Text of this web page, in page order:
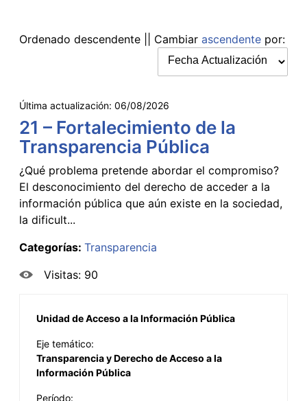
Ordenado descendente || Cambiar ascendente por:
Última actualización: 06/08/2026
21 – Fortalecimiento de la
Transparencia Pública
¿Qué problema pretende abordar el compromiso?
El desconocimiento del derecho de acceder a la
información pública que aún existe en la sociedad,
la dificult...
Categorías: Transparencia
Visitas: 90
Unidad de Acceso a la Información Pública
Eje temático:
Transparencia y Derecho de Acceso a la
Información Pública
Período: